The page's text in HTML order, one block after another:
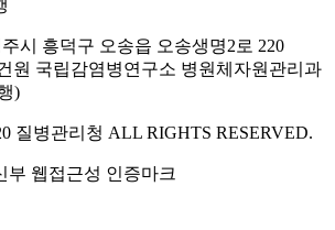
시 흥덕구 오송읍 오송생명2로 220
원 국립감염병연구소 병원체자원관리과
)
질병관리청 ALL RIGHTS RESERVED.